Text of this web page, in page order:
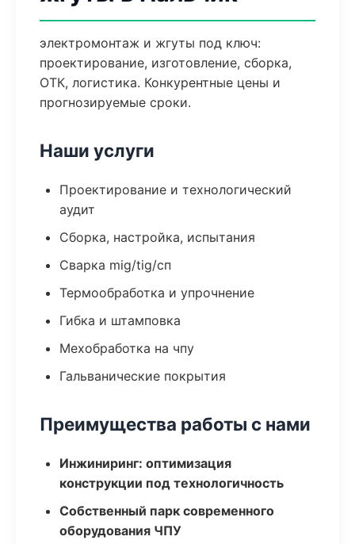
электромонтаж и жгуты под ключ:
проектирование, изготовление, сборка,
ОТК, логистика. Конкурентные цены и
прогнозируемые сроки.
Наши услуги
Проектирование и технологический
аудит
Сборка, настройка, испытания
Сварка mig/tig/сп
Термообработка и упрочнение
Гибка и штамповка
Мехобработка на чпу
Гальванические покрытия
Преимущества работы с нами
Инжиниринг: оптимизация
конструкции под технологичность
Собственный парк современного
оборудования ЧПУ